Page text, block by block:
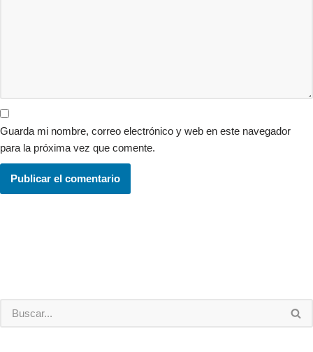
Guarda mi nombre, correo electrónico y web en este navegador
para la próxima vez que comente.